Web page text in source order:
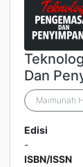
Dan
Maimunah
Edisi
-
ISBN/ISSN